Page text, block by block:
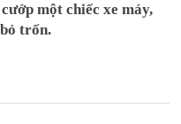
một chiếc xe máy,
trốn.